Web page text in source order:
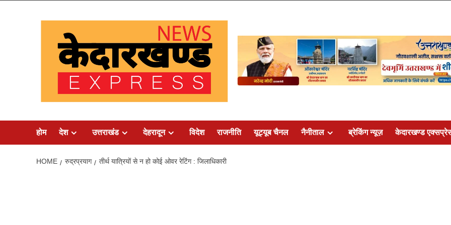
होम देश उत्तराखंड देहरादून विदेश राजनीति यूट्यूब चैनल नैनीताल ब्रेकिंग न्यूज़ केदारखण्ड
HOME रुद्रप्रयाग तीर्थ यात्रियों से न हो कोई ओवर रेटिंग : जिलाधिकारी